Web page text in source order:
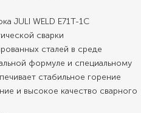
JULI WELD E71T-1C
сварки
сталей в среде
формуле и специальному
стабильное горение
и высокое качество сварного